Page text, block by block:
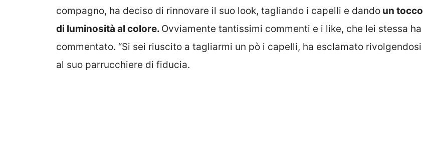
compagno, ha deciso di rinnovare il suo look, tagliando i capelli e dando un tocco
di luminosità al colore. Ovviamente tantissimi commenti e i like, che lei stessa ha
commentato. “Si sei riuscito a tagliarmi un pò i capelli, ha esclamato rivolgendosi
al suo parrucchiere di fiducia.